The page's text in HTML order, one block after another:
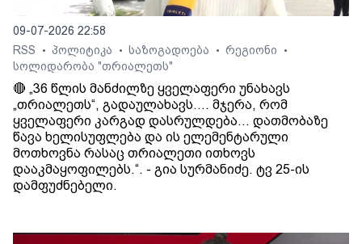
09-07-2026 22:58
RSS
• პოლიტიკა • საზოგადოება • რეგიონი •
სოლიდარობა "თრიალეთს"
🔴 „36 წლის მანძილზე ყველაფერი უნახავს
„თრიალეთს“, გადაულახავს.... მჯერა, რომ
ყველაფერი კარგად დასრულდება... დათმობაზე
წავა ხელისუფლება და ის ელემენტარული
მოთხოვნა რასაც თრიალეთი ითხოვს
დააკმაყოფილებს.“. - გია სურმანიძე. ტვ 25-ის
დამფუძნებელი.